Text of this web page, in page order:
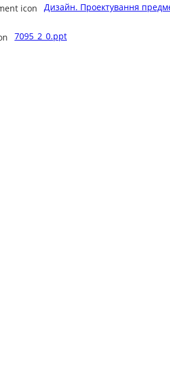
Дизайн. Проектування
7095_2_0.ppt